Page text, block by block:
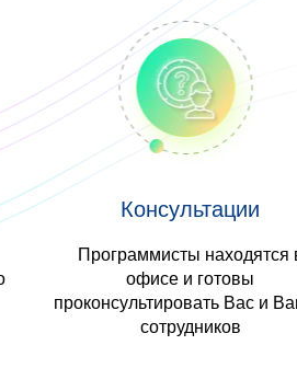
Консультации
Программисты находятся
офисе и готовы
проконсультировать Вас и
сотрудников